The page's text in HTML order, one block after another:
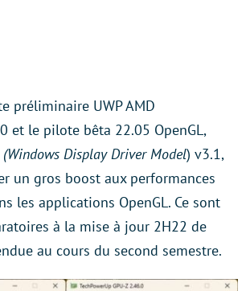
préliminaire UWP AMD
et le pilote bêta 22.05 OpenGL,
(Windows Display Driver Model) v3.1,
un gros boost aux performances
les applications OpenGL. Ce sont
à la mise à jour 2H22 de
au cours du second semestre.